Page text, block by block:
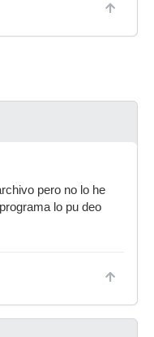
pero no lo he
lo pu deo